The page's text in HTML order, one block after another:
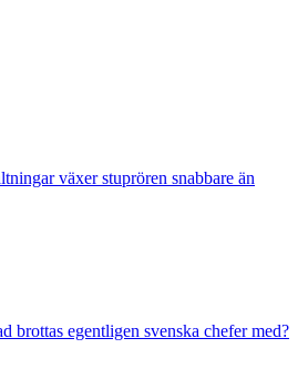
växer stuprören snabbare än
brottas egentligen svenska chefer med?